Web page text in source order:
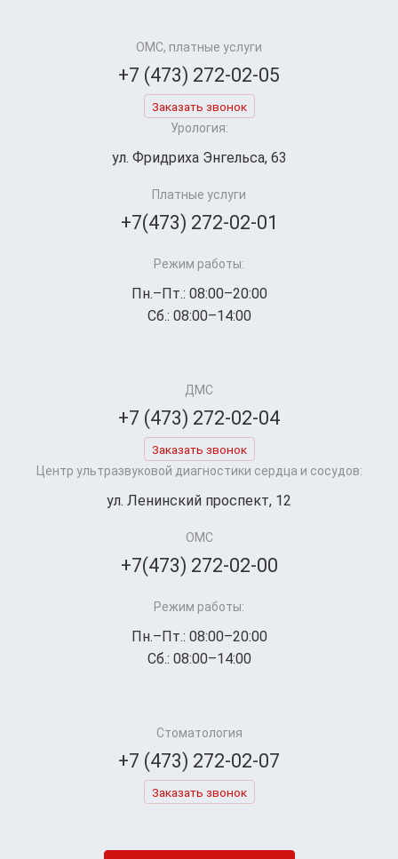
ОМС, платные услуги
+7 (473) 272-02-05
Заказать звонок
Урология:
ул. Фридриха Энгельса, 63
Платные услуги
+7(473) 272-02-01
Режим работы:
Пн.–Пт.: 08:00–20:00
Сб.: 08:00–14:00
ДМС
+7 (473) 272-02-04
Заказать звонок
Центр ультразвуковой диагностики сердца и сосудов:
ул. Ленинский проспект, 12
ОМС
+7(473) 272-02-00
Режим работы:
Пн.–Пт.: 08:00–20:00
Сб.: 08:00–14:00
Стоматология
+7 (473) 272-02-07
Заказать звонок